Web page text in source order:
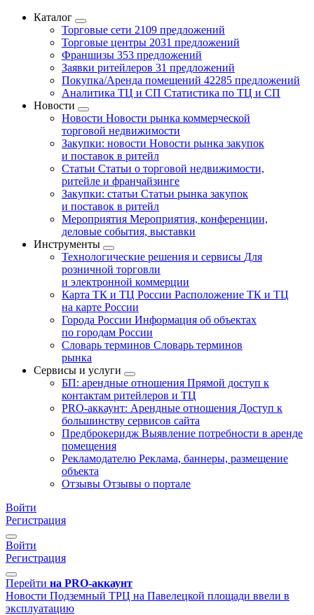
Каталог
Торговые сети 2109 предложений
Торговые центры 2031 предложений
Франшизы 353 предложений
Заявки ритейлеров 31 предложений
Покупка/Аренда помещений 42285 предложений
Аналитика ТЦ и СП Статистика по ТЦ и СП
Новости
Новости Новости рынка коммерческой
торговой недвижимости
Закупки: новости Новости рынка закупок
и поставок в ритейл
Статьи Статьи о торговой недвижимости,
ритейле и франчайзинге
Закупки: статьи Статьи рынка закупок
и поставок в ритейл
Мероприятия Мероприятия, конференции,
деловые события, выставки
Инструменты
Технологические решения и сервисы Для
розничной торговли
и электронной коммерции
Карта ТК и ТЦ России Расположение ТК и ТЦ
на карте России
Города России Информация об объектах
по городам России
Словарь терминов Словарь терминов
рынка
Сервисы и услуги
БП: арендные отношения Прямой доступ к
контактам ритейлеров и ТЦ
PRO-аккаунт: Арендные отношения Доступ к
большинству сервисов сайта
Предброкеридж Выявление потребности в аренде
помещения
Рекламодателю Реклама, баннеры, размещение
объекта
Отзывы Отзывы о портале
Войти
Регистрация
Войти
Регистрация
Перейти на PRO-аккаунт
Новости Подземный ТРЦ на Павелецкой площади ввели в
эксплуатацию